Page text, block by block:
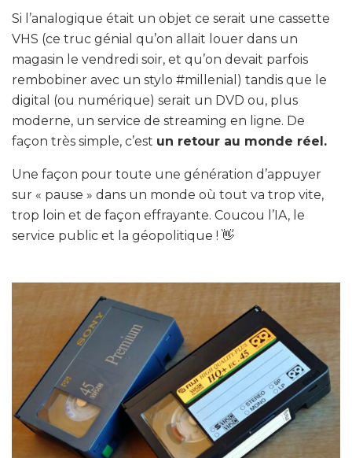
Si l’analogique était un objet ce serait une cassette
VHS (ce truc génial qu’on allait louer dans un
magasin le vendredi soir, et qu’on devait parfois
rembobiner avec un stylo #millenial) tandis que le
digital (ou numérique) serait un DVD ou, plus
moderne, un service de streaming en ligne. De
façon très simple, c’est un retour au monde réel.
Une façon pour toute une génération d’appuyer
sur « pause » dans un monde où tout va trop vite,
trop loin et de façon effrayante. Coucou l’IA, le
service public et la géopolitique ! 👋